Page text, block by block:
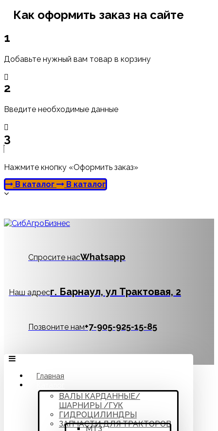
Как оформить заказ на сайте
1
Добавьте нужный вам товар в корзину
2
Введите необходимые данные
3
Нажмите кнопку «Оформить заказ»
В каталог
В каталог
Спросите насWhatsapp
Наш адресг. Барнаул, ул Трактовая, 2
Позвоните нам‪+7-905-925-15-85
Главная
ВАЛЫ КАРДАННЫЕ/
ШАРНИРЫ /ГУК
ГИДРОЦИЛИНДРЫ
ЗАПЧАСТИ ДЛЯ ТРАКТОРОВ
МТЗ